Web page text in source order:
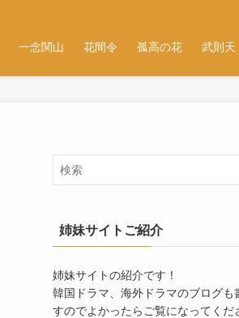
一念関山 花間令 孤高の花 武則天
姉妹サイトご紹介
姉妹サイトの紹介です！
韓国ドラマ、海外ドラマのブログも
すのでよかったらご覧になってくだ